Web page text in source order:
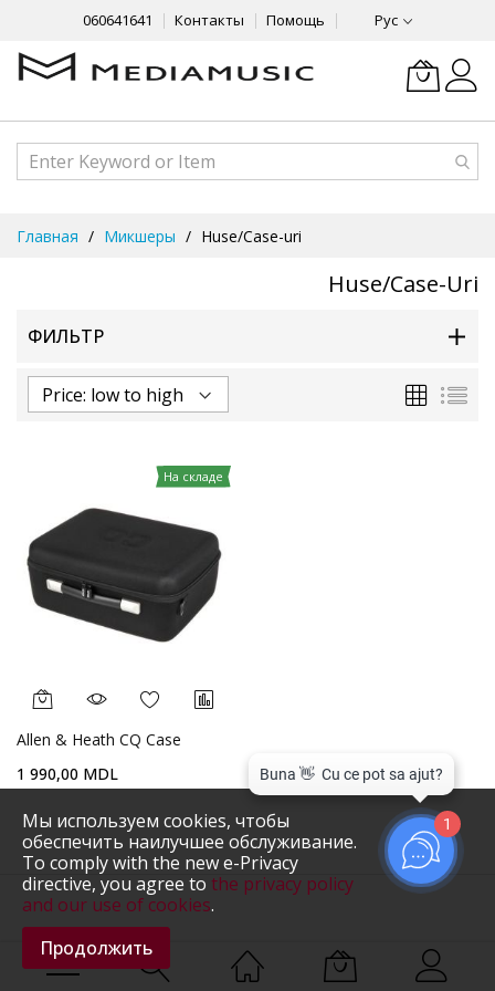
Мы используем cookies, чтобы
обеспечить наилучшее обслуживание.
To comply with the new e-Privacy
directive, you agree to the privacy policy
and our use of cookies.
Продолжить
060641641 Контакты Помощь Рус
Главная Микшеры Huse/Case-uri
Huse/Case-Uri
ФИЛЬТР
Сетка
На складе
Allen & Heath CQ Сase
1 990,00 MDL
1